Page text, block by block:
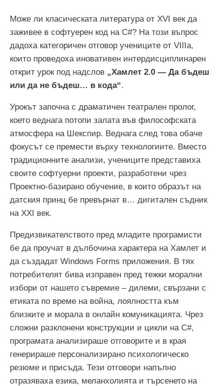
Може ли класическата литература от XVI век да
заживее в софтуерен код на C#? На този въпрос
дадоха категоричен отговор учениците от VIIIa,
които проведоха иновативен интердисциплинарен
открит урок под надслов „Хамлет 2.0 — Да бъдеш
или да не бъдеш… в кода“.
Урокът започна с драматичен театрален пролог,
което веднага потопи залата във философската
атмосфера на Шекспир. Веднага след това обаче
фокусът се премести върху технологиите. Вместо
традиционните анализи, учениците представиха
своите софтуерни проекти, разработени чрез
Проектно-базирано обучение, в които образът на
датския принц бе превърнат в… дигитален съдник
на XXI век.
Предизвикателството пред младите програмисти
бе да проучат в дълбочина характера на Хамлет и
да създадат Windows Forms приложения. В тях
потребителят бива изправен пред тежки морални
избори от нашето съвремие – дилеми, свързани с
етиката по време на война, лоялността към
близките и морала в онлайн комуникацията. Чрез
сложни разклонени конструкции и цикли на C#,
програмата анализираше отговорите и в края
генерираше персонализирано психологическо
резюме и присъда. Тези отговори напълно
отразяваха езика, меланхолията и търсенето на